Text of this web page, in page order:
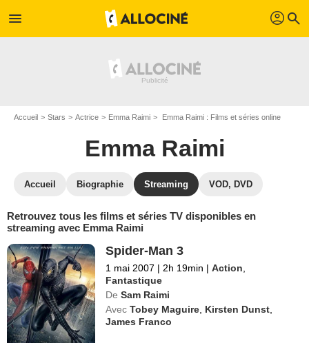
menu profil search
Accueil Stars Actrice Emma Raimi Emma Raimi : Films et séries online
Emma Raimi
Accueil Biographie Streaming VOD, DVD
Retrouvez tous les films et séries TV disponibles en
streaming avec Emma Raimi
Spider-Man 3
1 mai 2007 | 2h 19min | Action
Fantastique
De Sam Raimi
Avec Tobey Maguire Kirsten Dunst
James Franco